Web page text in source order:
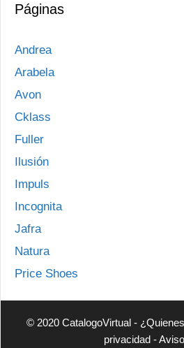
Páginas
Andrea
Arabela
Avon
Cklass
Fuller
Ilusión
Impuls
Incognita
Jafra
Natura
Price Shoes
© 2020 CatalogoVirtual -
privacidad -